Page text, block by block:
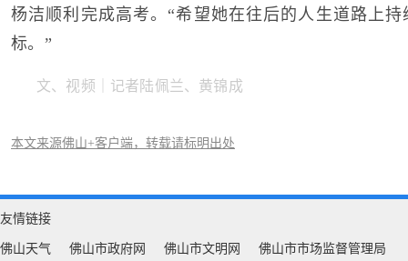
杨洁顺利完成高考。“希望她在往后的人生道路上
标。”
文、视频｜记者陆佩兰、黄锦成
本文来源佛山+客户端，转载请标明出处
友情链接
佛山天气 佛山市政府网 佛山市文明网
佛山市市场监督管理局